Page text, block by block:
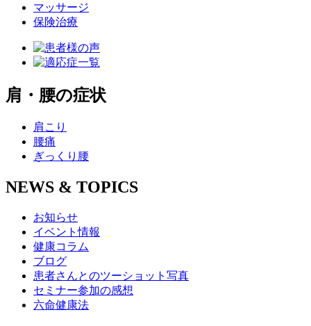
マッサージ
保険治療
肩・腰の症状
肩こり
腰痛
ぎっくり腰
NEWS & TOPICS
お知らせ
イベント情報
健康コラム
ブログ
患者さんとのツーショット写真
セミナー参加の感想
六命健康法